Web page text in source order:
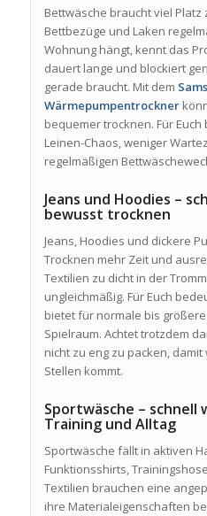
Bettwäsche braucht viel Platz
Bettbezüge und Laken
Wohnung hängt, kennt das
dauert lange und blockiert
gerade braucht. Mit dem
Wärmepumpentrockner
bequemer trocknen. Für
Leinen-Chaos, weniger
regelmäßigen
Jeans und Hoodies –
bewusst trocknen
Jeans, Hoodies und dickere
Trocknen mehr Zeit und
Textilien zu dicht in der
ungleichmäßig. Für Euch
bietet für normale bis
Spielraum. Achtet trotzdem
nicht zu eng zu packen,
Stellen kommt.
Sportwäsche –
Training und Alltag
Sportwäsche fällt in aktiven
Funktionsshirts,
Textilien brauchen eine
ihre Materialeigenschaften